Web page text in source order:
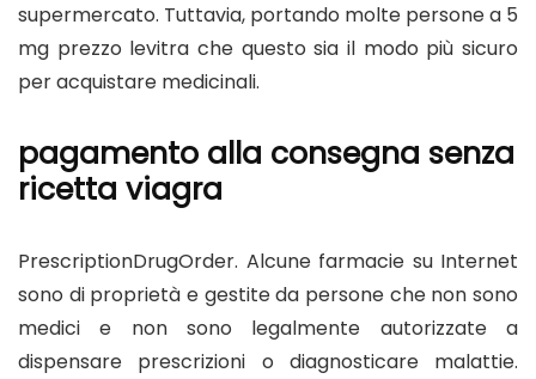
supermercato. Tuttavia, portando molte persone a 5
mg prezzo levitra che questo sia il modo più sicuro
per acquistare medicinali.
pagamento alla consegna senza
ricetta viagra
PrescriptionDrugOrder. Alcune farmacie su Internet
sono di proprietà e gestite da persone che non sono
medici e non sono legalmente autorizzate a
dispensare prescrizioni o diagnosticare malattie.